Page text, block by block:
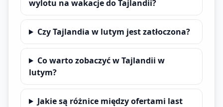
wylotu na wakacje do Tajlandii?
Czy Tajlandia w lutym jest zatłoczona?
Co warto zobaczyć w Tajlandii w
lutym?
Jakie są różnice między ofertami last